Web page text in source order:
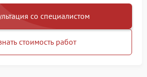
со специалистом
стоимость работ